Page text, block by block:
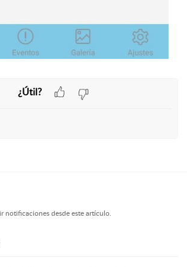
¿Útil?
notificaciones desde este artículo.